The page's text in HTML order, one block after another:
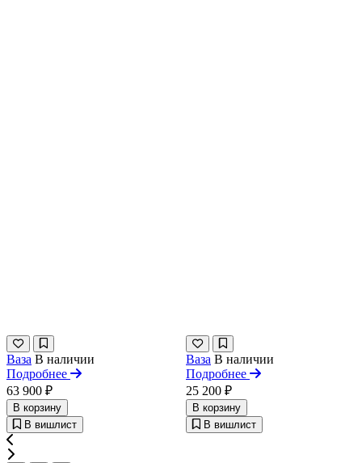
Ваза В наличии
Подробнее
63 900 ₽
В корзину
В вишлист
Ваза В наличии
Подробнее
25 200 ₽
В корзину
В вишлист